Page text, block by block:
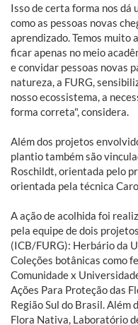
Isso de certa forma nos dá
como as pessoas novas
aprendizado. Temos muito
ficar apenas no meio
e convidar pessoas novas
natureza, a FURG,
nosso ecossistema, a
forma correta", considera.
Além dos projetos
plantio também são
Roschildt, orientada pelo
orientada pela técnica
A ação de acolhida foi
pela equipe de dois
(ICB/FURG): Herbário da
Coleções botânicas como
Comunidade x
Ações Para Proteção das
Região Sul do Brasil. Além
Flora Nativa, Laboratório